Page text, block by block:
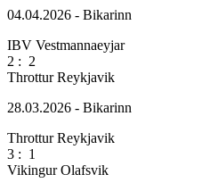
04.04.2026 - Bikarinn
IBV Vestmannaeyjar
2 : 2
Throttur Reykjavik
28.03.2026 - Bikarinn
Throttur Reykjavik
3 : 1
Vikingur Olafsvik